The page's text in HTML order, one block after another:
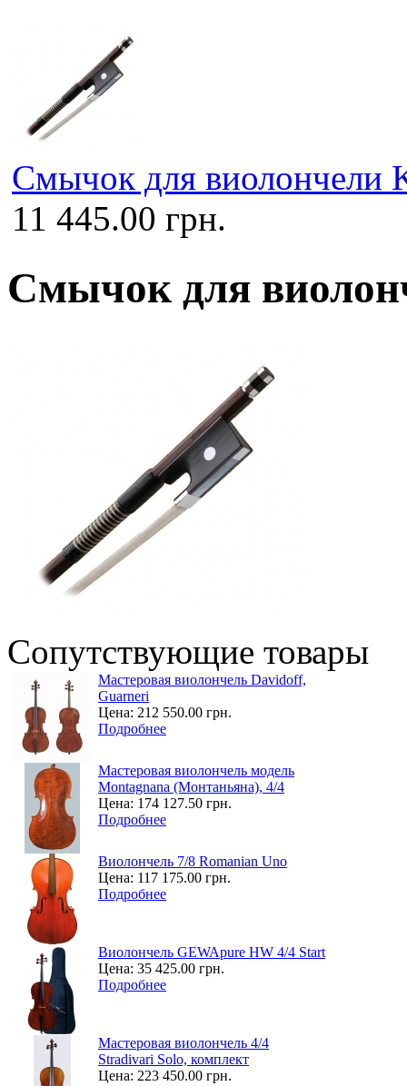
Смычок для виолончели
11 445.00 грн.
Смычок для
Сопутствующие товары
Мастеровая виолончель Davidoff,
Guarneri
Цена: 212 550.00 грн.
Подробнее
Мастеровая виолончель модель
Montagnana (Монтаньяна), 4/4
Цена: 174 127.50 грн.
Подробнее
Виолончель 7/8 Romanian Uno
Цена: 117 175.00 грн.
Подробнее
Виолончель GEWApure HW 4/4 Start
Цена: 35 425.00 грн.
Подробнее
Мастеровая виолончель 4/4
Stradivari Solo, комплект
Цена: 223 450.00 грн.